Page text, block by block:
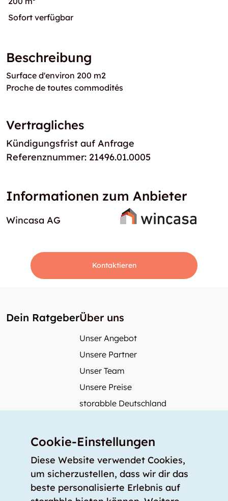
Sofort verfügbar
Beschreibung
Surface d'environ 200 m2
Proche de toutes commodités
Vertragliches
Kündigungsfrist auf Anfrage
Referenznummer: 21496.01.0005
Informationen zum Anbieter
Wincasa AG
Kontaktieren
Dein RatgeberÜber uns
Unser Angebot
Unsere Partner
Unser Team
Unsere Preise
storabble Deutschland
Mehr über storabble
Medienbeiträge
Wie gross muss ein Lagerraum sein?
Cookie-Einstellungen
Diese Website verwendet Cookies,
um sicherzustellen, dass wir dir das
beste personalisierte Erlebnis auf